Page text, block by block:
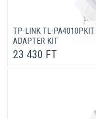
TP-LINK TL-PA4010PKIT
ADAPTER KIT
23 430 FT